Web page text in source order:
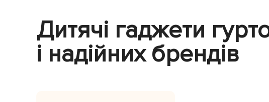
Дитячі гаджети
і надійних брендів